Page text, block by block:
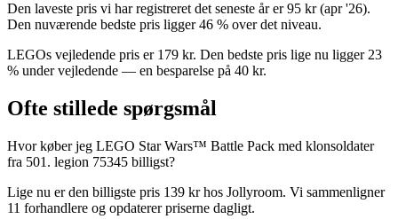
Den laveste pris vi har registreret det seneste år er 95 kr (apr '26).
Den nuværende bedste pris ligger 46 % over det niveau.
LEGOs vejledende pris er 179 kr. Den bedste pris lige nu ligger 23
% under vejledende — en besparelse på 40 kr.
Ofte stillede spørgsmål
Hvor køber jeg LEGO Star Wars™ Battle Pack med klonsoldater
fra 501. legion 75345 billigst?
Lige nu er den billigste pris 139 kr hos Jollyroom. Vi sammenligner
11 forhandlere og opdaterer priserne dagligt.